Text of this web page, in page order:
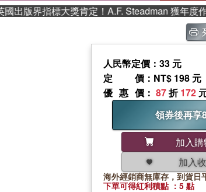
版界指標大獎肯定！A.F. Steadman 獲年度作
人民幣定價：33 元
定價 ：NT$ 198 元
優惠價 ： 87折172
領券後再享
加入
加入
海外經銷商無庫存，到貨日
下單可得紅利積點 ：5 點